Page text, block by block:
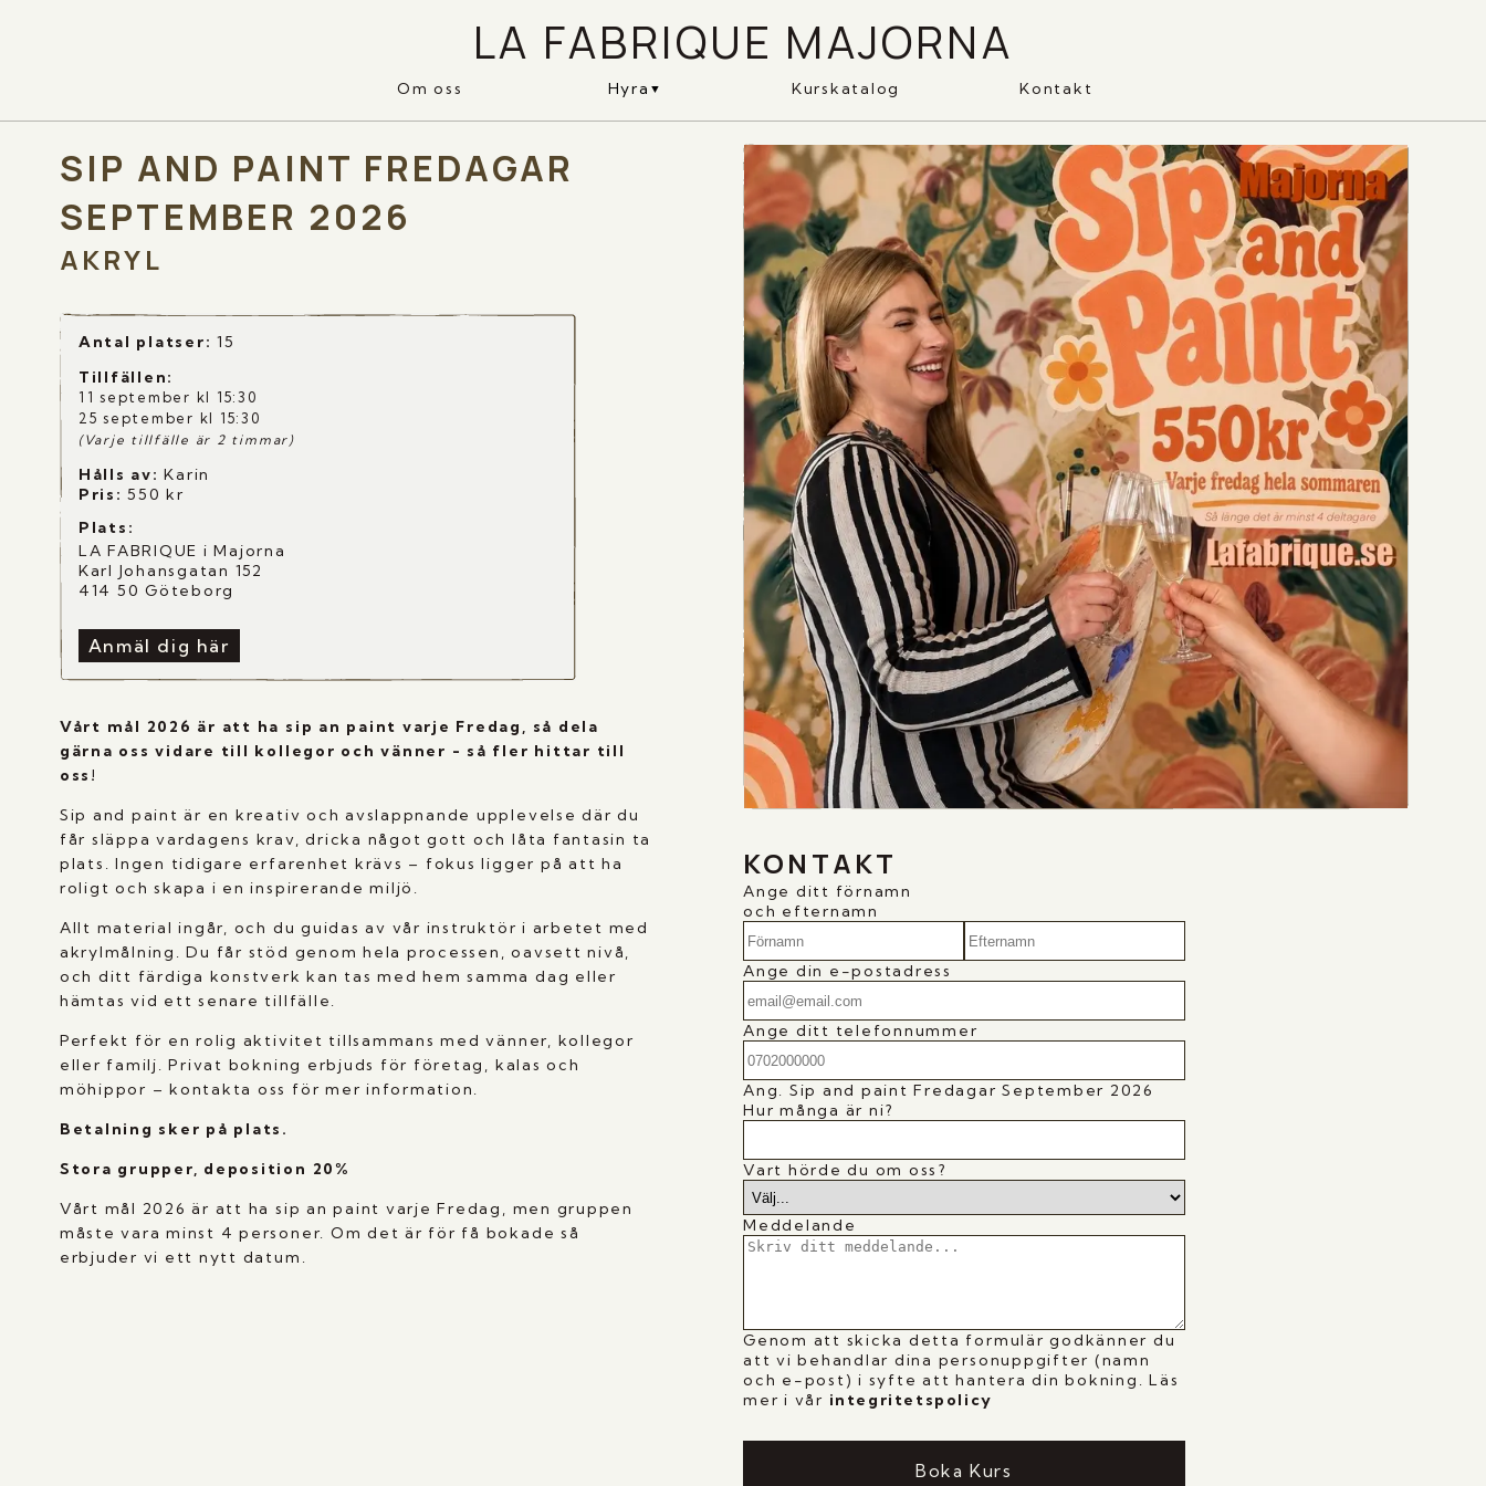
LA FABRIQUE MAJORNA
Om oss Hyra Kurskatalog Kontakt
SIP AND PAINT FREDAGAR
SEPTEMBER 2026
AKRYL
Antal platser: 15
Tillfällen:
11 september kl 15:30
25 september kl 15:30
(Varje tillfälle är 2 timmar)
Hålls av: Karin
Pris: 550 kr
Plats:
LA FABRIQUE i Majorna
Karl Johansgatan 152
414 50 Göteborg
Anmäl dig här
Vårt mål 2026 är att ha sip an paint varje Fredag, så dela
gärna oss vidare till kollegor och vänner - så fler hittar till
oss!
Sip and paint är en kreativ och avslappnande upplevelse där du
får släppa vardagens krav, dricka något gott och låta fantasin ta
plats. Ingen tidigare erfarenhet krävs – fokus ligger på att ha
roligt och skapa i en inspirerande miljö.
Allt material ingår, och du guidas av vår instruktör i arbetet med
akrylmålning. Du får stöd genom hela processen, oavsett nivå,
och ditt färdiga konstverk kan tas med hem samma dag eller
hämtas vid ett senare tillfälle.
Perfekt för en rolig aktivitet tillsammans med vänner, kollegor
eller familj. Privat bokning erbjuds för företag, kalas och
möhippor – kontakta oss för mer information.
Betalning sker på plats.
Stora grupper, deposition 20%
Vårt mål 2026 är att ha sip an paint varje Fredag, men gruppen
måste vara minst 4 personer. Om det är för få bokade så
erbjuder vi ett nytt datum.
KONTAKT
Ange ditt förnamn
och efternamn
Ange din e-postadress
Ange ditt telefonnummer
Ang. Sip and paint Fredagar September 2026
Hur många är ni?
Vart hörde du om oss?
Meddelande
Genom att skicka detta formulär godkänner du
att vi behandlar dina personuppgifter (namn
och e-post) i syfte att hantera din bokning. Läs
mer i vår integritetspolicy
Boka Kurs